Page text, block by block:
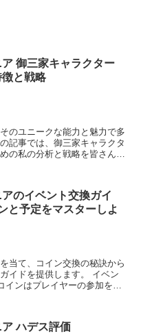
御三家キャラクター
と戦略
のユニークな能力と魅力で多
記事では、御三家キャラクタ
の私の分析と戦略を皆さんと
のイベント交換ガイ
と予定をマスターしよ
当て、コイン交換の秘訣から
イドを提供します。 イベン
ンはプレイヤーの参加を強
ハデス評価